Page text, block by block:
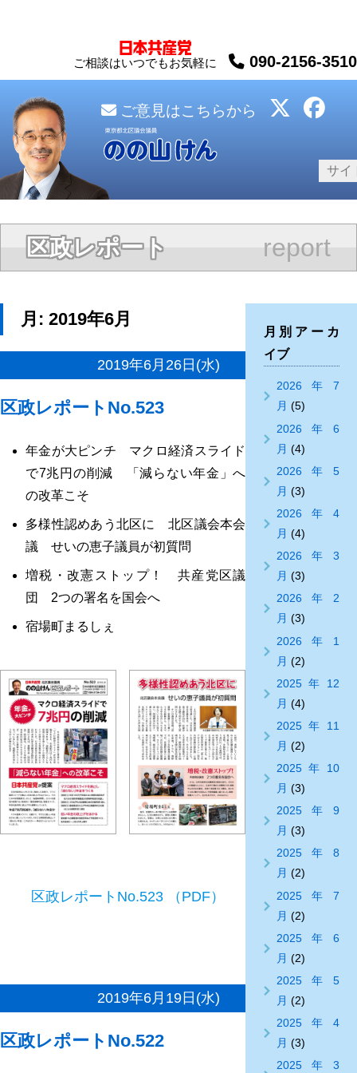
ご相談はいつでもお気軽に 090-2156-3510
ご意見はこちらから
区政レポート report
月:2019年6月
2019年6月26日(水)
区政レポートNo.523
年金が大ピンチ マクロ経済スライド
で7兆円の削減 「減らない年金」へ
の改革こそ
多様性認めあう北区に 北区議会本会
議 せいの恵子議員が初質問
増税・改憲ストップ！ 共産党区議
団 2つの署名を国会へ
宿場町まるしぇ
区政レポートNo.523 （PDF）
2019年6月19日(水)
区政レポートNo.522
月別アーカ
イブ
2026年7
月 (5)
2026年6
月 (4)
2026年5
月 (3)
2026年4
月 (4)
2026年3
月 (3)
2026年2
月 (3)
2026年1
月 (2)
2025年12
月 (4)
2025年11
月 (2)
2025年10
月 (3)
2025年9
月 (3)
2025年8
月 (2)
2025年7
月 (2)
2025年6
月 (2)
2025年5
月 (2)
2025年4
月 (3)
2025年3